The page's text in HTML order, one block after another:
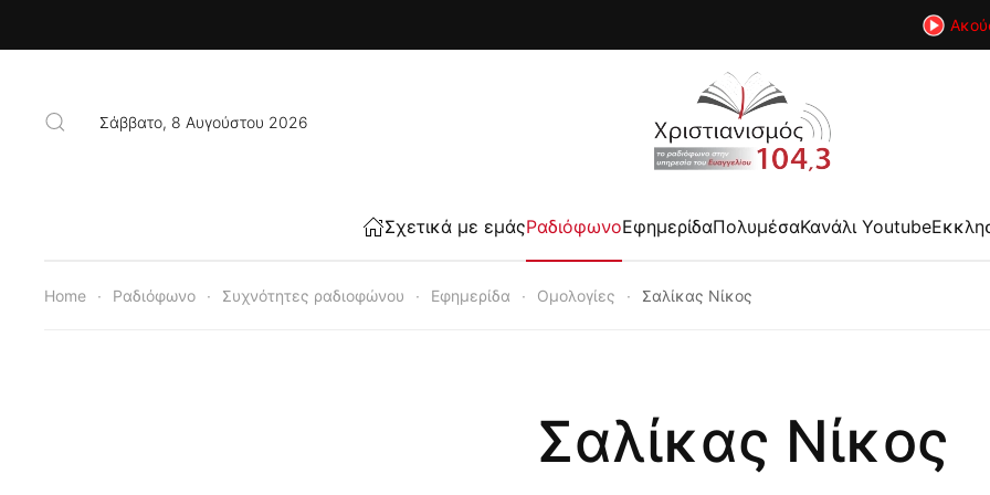
Σάββατο, 8 Αυγούστου 2026
Σχετικά με εμάςΡαδιόφωνοΕφημερίδαΠολυμέσαΚανάλι Youtube
Home Ραδιόφωνο Συχνότητες ραδιοφώνου Εφημερίδα Ομολογίες Σαλίκας Νίκος
Σαλίκας Νίκος